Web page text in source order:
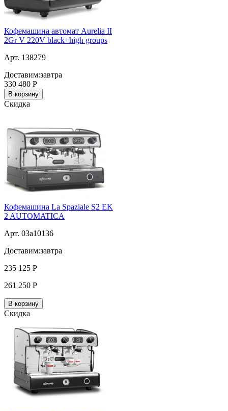
Кофемашина автомат Aurelia II
2Gr V 220V black+high groups
Арт. 138279
Доставим:завтра
330 480 Р
В корзину
Скидка
Кофемашина La Spaziale S2 EK
2 AUTOMATICA
Арт. 03a10136
Доставим:завтра
235 125 Р
261 250 Р
В корзину
Скидка